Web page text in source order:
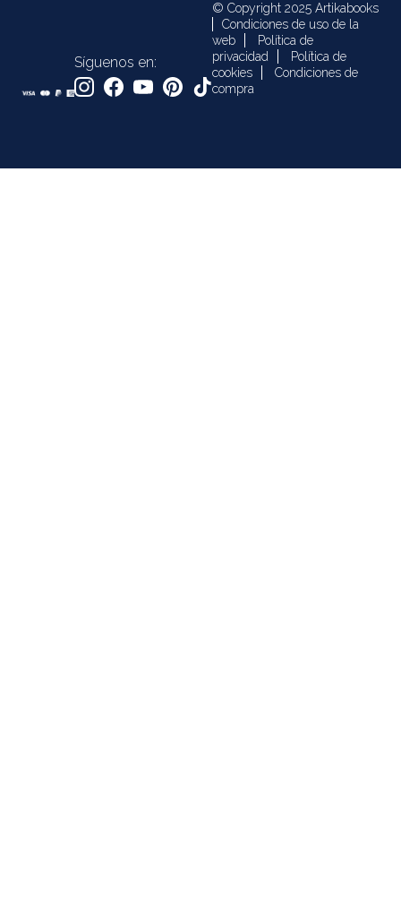
Síguenos en:
© Copyright 2025 Artikabooks
Condiciones de uso de la
web
Política de
privacidad
Política de
cookies
Condiciones de
compra